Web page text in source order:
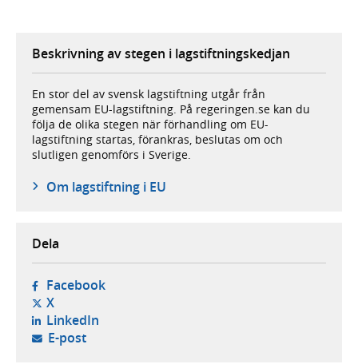
Beskrivning av stegen i lagstiftningskedjan
En stor del av svensk lagstiftning utgår från
gemensam EU-lagstiftning. På regeringen.se kan du
följa de olika stegen när förhandling om EU-
lagstiftning startas, förankras, beslutas om och
slutligen genomförs i Sverige.
Om lagstiftning i EU
Dela
Facebook- öppnas i ny flik, extern webbplats,
X- öppnas i ny flik, extern webbplats,
LinkedIn- öppnas i ny flik, extern webbplats,
E-post- öppnar din e-postklient,